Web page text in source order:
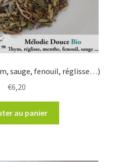
sauge, fenouil, réglisse…)
€6,20
au panier